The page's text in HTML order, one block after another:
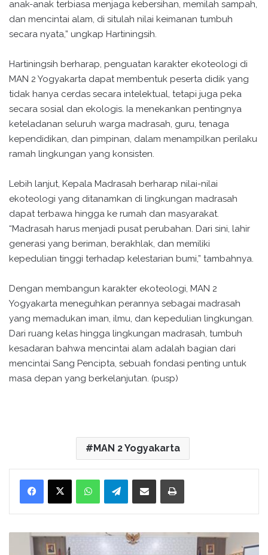
anak-anak terbiasa menjaga kebersihan, memilah sampah,
dan mencintai alam, di situlah nilai keimanan tumbuh
secara nyata,” ungkap Hartiningsih.
Hartiningsih berharap, penguatan karakter ekoteologi di
MAN 2 Yogyakarta dapat membentuk peserta didik yang
tidak hanya cerdas secara intelektual, tetapi juga peka
secara sosial dan ekologis. Ia menekankan pentingnya
keteladanan seluruh warga madrasah, guru, tenaga
kependidikan, dan pimpinan, dalam menampilkan perilaku
ramah lingkungan yang konsisten.
Lebih lanjut, Kepala Madrasah berharap nilai-nilai
ekoteologi yang ditanamkan di lingkungan madrasah
dapat terbawa hingga ke rumah dan masyarakat.
“Madrasah harus menjadi pusat perubahan. Dari sini, lahir
generasi yang beriman, berakhlak, dan memiliki
kepedulian tinggi terhadap kelestarian bumi,” tambahnya.
Dengan membangun karakter ekoteologi, MAN 2
Yogyakarta meneguhkan perannya sebagai madrasah
yang memadukan iman, ilmu, dan kepedulian lingkungan.
Dari ruang kelas hingga lingkungan madrasah, tumbuh
kesadaran bahwa mencintai alam adalah bagian dari
mencintai Sang Pencipta, sebuah fondasi penting untuk
masa depan yang berkelanjutan. (pusp)
MAN 2 Yogyakarta
WhatsApp Telegram